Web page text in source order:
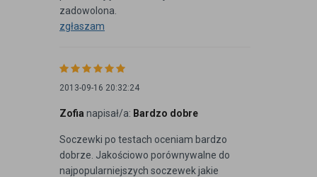
zadowolona.
zgłaszam
2013-09-16 20:32:24
Zofia napisał/a: Bardzo dobre
Soczewki po testach oceniam bardzo
dobrze. Jakościowo porównywalne do
najpopularniejszych soczewek jakie